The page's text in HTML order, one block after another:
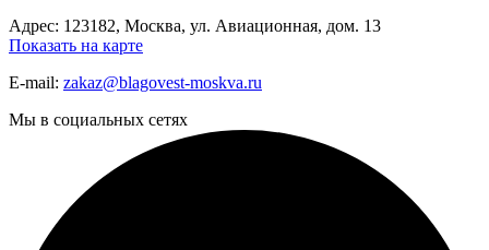
Адрес: 123182, Москва, ул. Авиационная, дом. 13
Показать на карте
E-mail: zakaz@blagovest-moskva.ru
Мы в социальных сетях